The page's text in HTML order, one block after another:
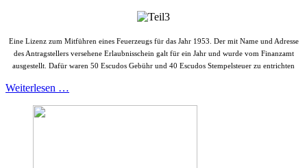
Eine Lizenz zum Mitführen eines Feuerzeugs für das Jahr 1953. Der mit Name und Adresse
des Antragstellers versehene Erlaubnisschein galt für ein Jahr und wurde vom Finanzamt
ausgestellt. Dafür waren 50 Escudos Gebühr und 40 Escudos Stempelsteuer zu entrichten
Weiterlesen …